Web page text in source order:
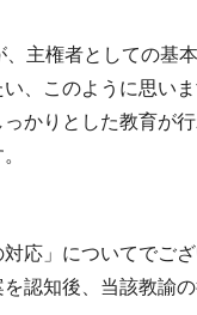
主権者としての基
、このように思いま
かりとした教育が
応」についてでござ
認知後、当該教諭